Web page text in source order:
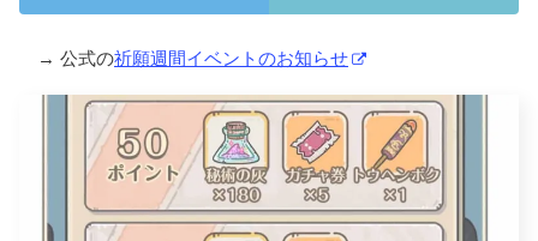
→ 公式の祈願週間イベントのお知らせ